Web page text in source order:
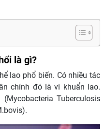
là gì?
lao phổ biến. Có nhiều tác
chính đó là vi khuẩn lao.
Tuberculosis